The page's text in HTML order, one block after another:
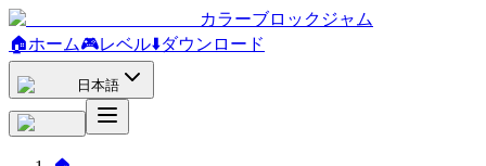
カラーブロックジャム
🏠ホーム🎮レベル⬇️ダウンロード
日本語